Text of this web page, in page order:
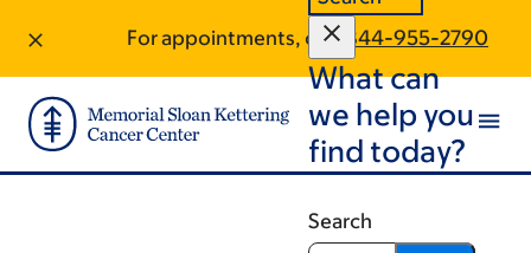
For appointments, call:844-955-2790
What can
we help you
find today?
Search